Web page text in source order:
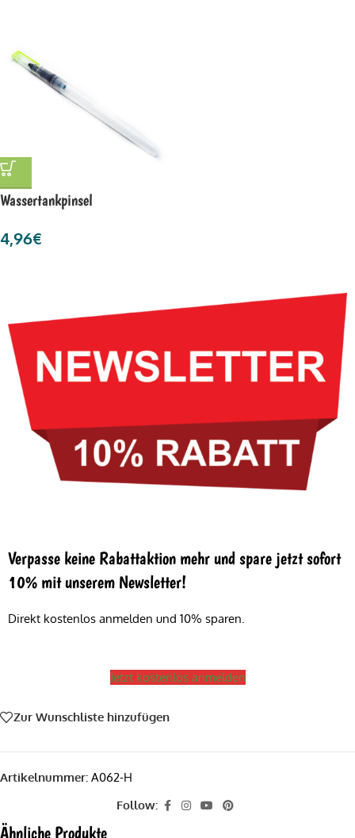
Wassertankpinsel
4,96€
Verpasse keine Rabattaktion mehr und spare jetzt sofort
10% mit unserem Newsletter!
Direkt kostenlos anmelden und 10% sparen.
Jetzt kostenlos anmelden
Zur Wunschliste hinzufügen
Artikelnummer: A062-H
Follow:
Ähnliche Produkte